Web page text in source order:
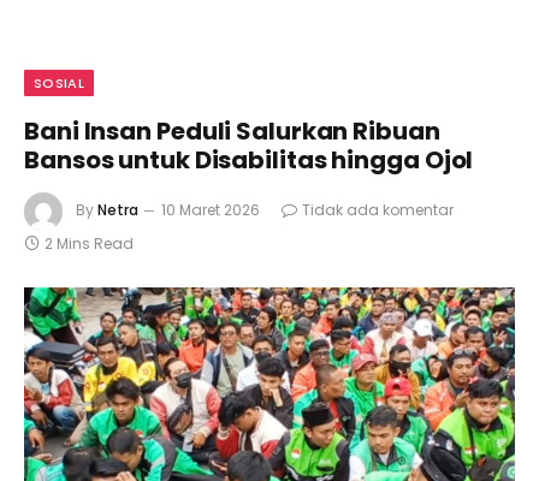
SOSIAL
Bani Insan Peduli Salurkan Ribuan
Bansos untuk Disabilitas hingga Ojol
ByNetra 10 Maret 2026
Tidak ada komentar
2 Mins Read